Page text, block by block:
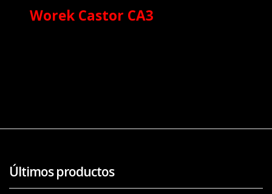
Worek Castor CA3
Últimos productos